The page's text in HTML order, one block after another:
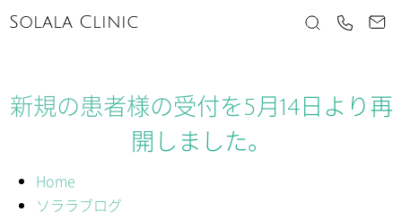
Solala Clinic
Home
ソララブログ
新規の患者様の受付を5月14日より再
開しました。